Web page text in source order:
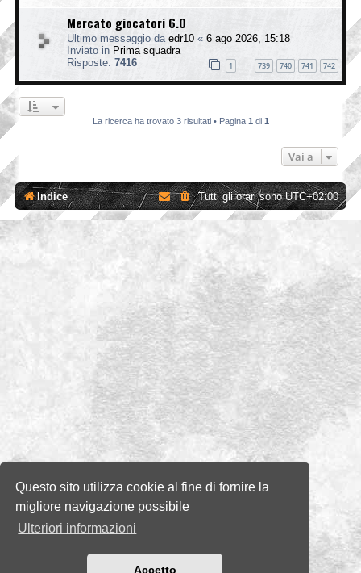
Questo sito utilizza cookie al fine di fornire la
migliore navigazione possibile
Ulteriori informazioni
Accetto
Mercato giocatori 6.0
Ultimo messaggio da edr10 « 6 ago 2026, 15:18
Inviato in Prima squadra
Risposte: 7416 1 739 740 741 742
La ricerca ha trovato 3 risultati • Pagina 1 di 1
Vai a
Indice Tutti gli orari sonoUTC+02:00